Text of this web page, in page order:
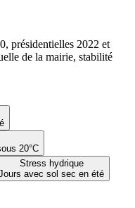
20°C
Stress hydrique
avec sol sec en été
présidentielles 2022 et
de la mairie, stabilité